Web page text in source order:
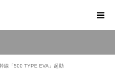
線「500 TYPE EVA」起動